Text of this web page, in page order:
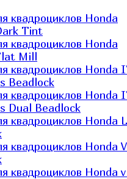
квадроциклов Honda
Tint
квадроциклов Honda
Mill
квадроциклов Honda
Beadlock
квадроциклов Honda
Dual Beadlock
квадроциклов Honda
квадроциклов Honda
квадроциклов Honda